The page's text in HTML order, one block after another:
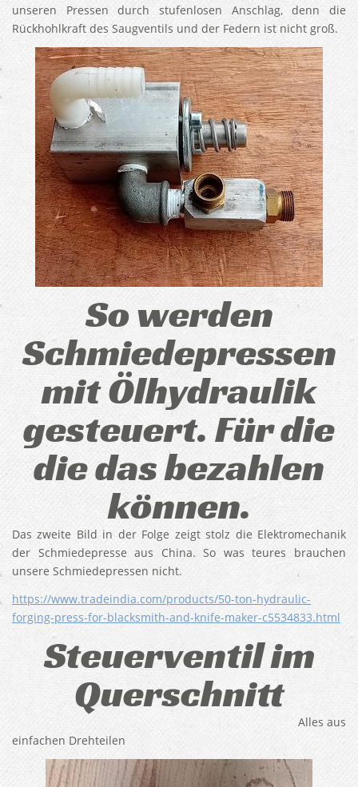
unseren Pressen durch stufenlosen Anschlag, denn die
Rückhohlkraft des Saugventils und der Federn ist nicht groß.
So werden
Schmiedepressen
mit Ölhydraulik
gesteuert. Für die
die das bezahlen
können.
Das zweite Bild in der Folge zeigt stolz die Elektromechanik
der Schmiedepresse aus China. So was teures brauchen
unsere Schmiedepressen nicht.
https://www.tradeindia.com/products/50-ton-hydraulic-
forging-press-for-blacksmith-and-knife-maker-c5534833.html
Steuerventil im
Querschnitt
Alles aus
einfachen Drehteilen